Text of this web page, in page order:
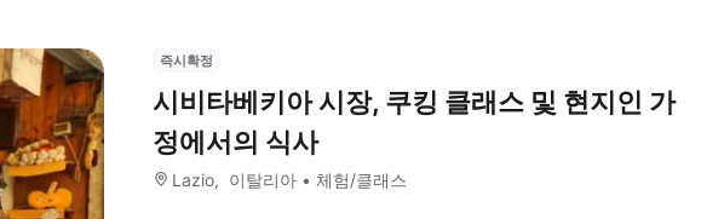
즉시확정
시비타베키아 시장, 쿠킹 클래스 및 현지인 가
정에서의 식사
Lazio 이탈리아 체험/클래스